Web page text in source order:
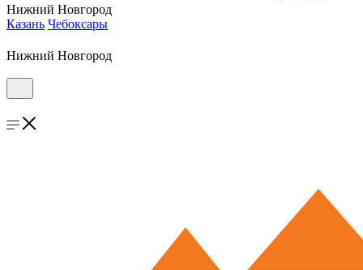
Нижний Новгород
Казань Чебоксары
Нижний Новгород